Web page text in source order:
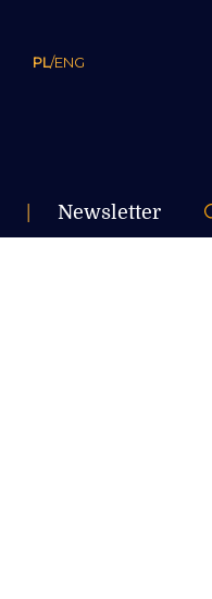
PL/ENG
Newsletter